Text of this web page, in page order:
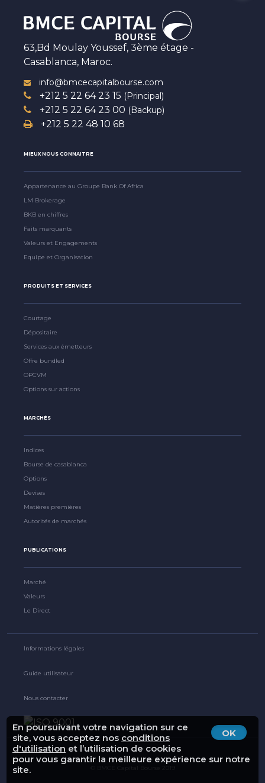
OK
En poursuivant votre navigation sur ce
site, vous acceptez nos conditions
d'utilisation et l’utilisation de cookies
pour vous garantir la meilleure expérience sur notre
site.
63,Bd Moulay Youssef, 3ème étage -
Casablanca, Maroc.
info@bmcecapitalbourse.com
+212 5 22 64 23 15 (Principal)
+212 5 22 64 23 00 (Backup)
+212 5 22 48 10 68
MIEUX NOUS CONNAITRE
Appartenance au Groupe Bank Of Africa
LM Brokerage
BKB en chiffres
Faits marquants
Valeurs et Engagements
Equipe et Organisation
PRODUITS ET SERVICES
Courtage
Dépositaire
Services aux émetteurs
Offre bundled
OPCVM
Options sur actions
MARCHÉS
Indices
Bourse de casablanca
Options
Devises
Matières premières
Autorités de marchés
PUBLICATIONS
Marché
Valeurs
Le Direct
Informations légales
Guide utilisateur
Nous contacter